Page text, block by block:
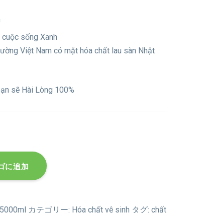
sống Xanh
Việt Nam có mặt hóa chất lau sàn Nhật
sẽ Hài Lòng 100%
に追加
カテゴリー: Hóa chất vệ sinh タグ: chất